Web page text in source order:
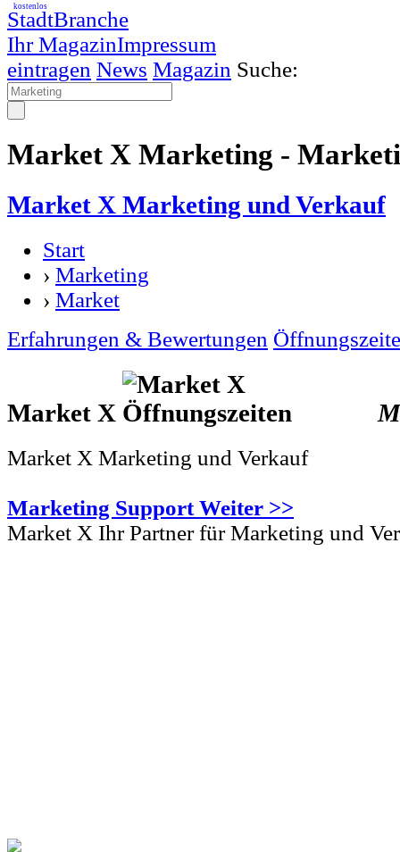
StadtBranche
Ihr MagazinImpressum
kostenlos
eintragen News Magazin Suche:
Market X Marketing -
Market X Marketing und Verkauf
Start
› Marketing
› Market
Erfahrungen & Bewertungen
Market X
Market X Marketing und Verkauf
Marketing Support Weiter >>
Market X Ihr Partner für Marketing und